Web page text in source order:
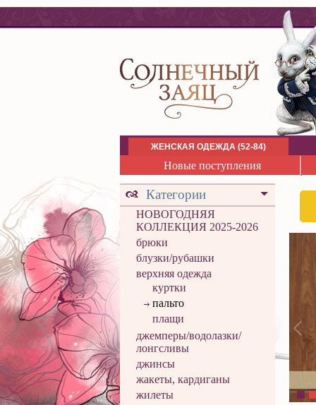
ЖЕНСКАЯ ОДЕЖДА (52-84)
Новые поступления
Категории
НОВОГОДНЯЯ
КОЛЛЕКЦИЯ 2025-2026
брюки
блузки/рубашки
верхняя одежда
куртки
пальто
плащи
джемперы/водолазки/
лонгсливы
джинсы
жакеты, кардиганы
жилеты